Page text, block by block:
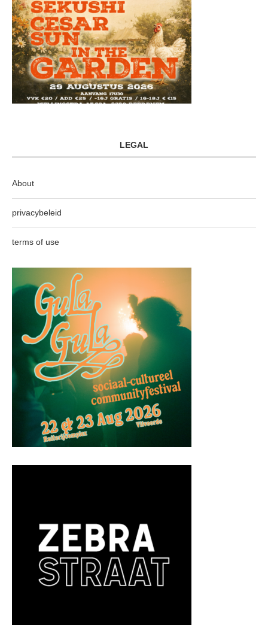
LEGAL
About
privacybeleid
terms of use